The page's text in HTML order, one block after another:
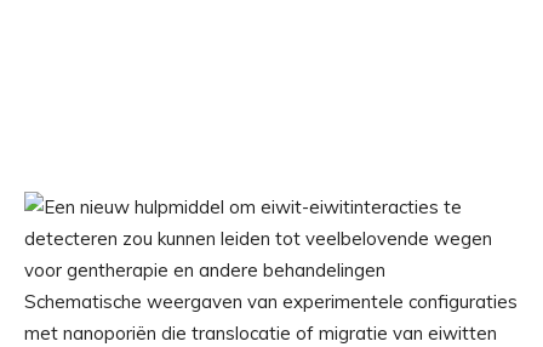
Schematische weergaven van experimentele configuraties
met nanoporiën die translocatie of migratie van eiwitten